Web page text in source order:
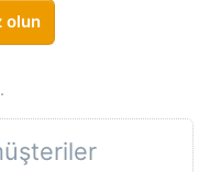
olun